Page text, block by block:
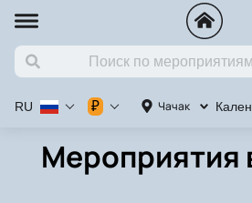
Чачак
RU ₽
Мероприятия